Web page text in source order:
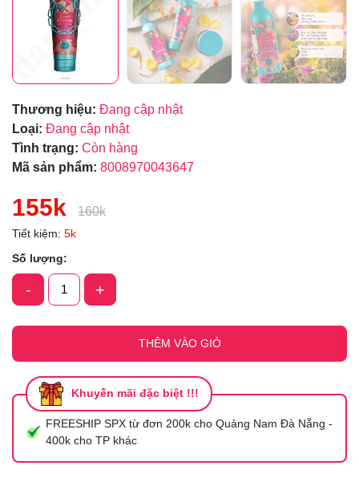
Thương hiệu: Đang cập nhật
Loại: Đang cập nhật
Tình trạng: Còn hàng
Mã sản phẩm: 8008970043647
155k 160k
Tiết kiệm: 5k
Số lượng:
- +
THÊM VÀO GIỎ
Khuyến mãi đặc biệt !!!
FREESHIP SPX từ đơn 200k cho Quảng Nam Đà Nẵng -
400k cho TP khác